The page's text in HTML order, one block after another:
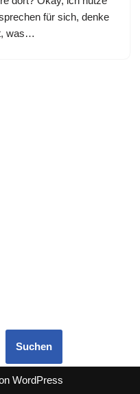
für sich, denke
was…
Suchen
WordPress